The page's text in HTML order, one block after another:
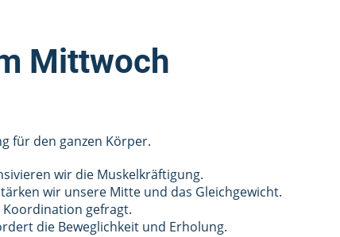
Mittwoch
für den ganzen Körper.
wir die Muskelkräftigung.
wir unsere Mitte und das Gleichgewicht.
gefragt.
die Beweglichkeit und Erholung.